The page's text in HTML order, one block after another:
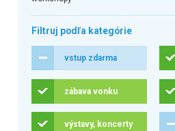
Filtruj podľa kategórie
vstup zdarma
zábava vonku
výstavy, koncerty